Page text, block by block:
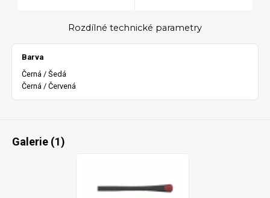
Rozdílné technické parametry
Barva
Černá / Šedá
Černá / Červená
Galerie (1)